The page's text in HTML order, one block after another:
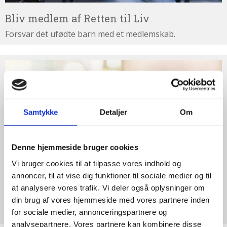
Samtykke Detaljer Om
Denne hjemmeside bruger cookies
Vi bruger cookies til at tilpasse vores indhold og
annoncer, til at vise dig funktioner til sociale medier og til
at analysere vores trafik. Vi deler også oplysninger om
din brug af vores hjemmeside med vores partnere inden
for sociale medier, annonceringspartnere og
analysepartnere. Vores partnere kan kombinere disse
abort
2.7:
Pro
Life
2.8:
Nyhedsbrev
3.0:
Nyheder
4.0:
Webshop
Bliv medlem af Retten til Liv
Forsvar det ufødte barn med et medlemskab.
Retten
Liv
Støt Retten til Liv
Hjertelig tak for ethvert bidrag til Retten til Liv